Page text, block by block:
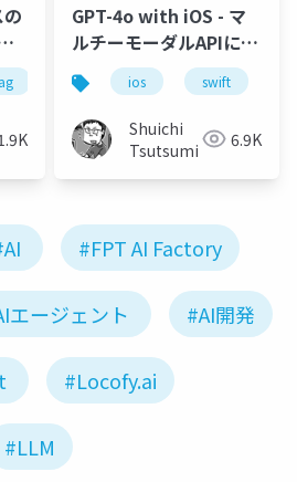
llm
GPT-4o with iOS - マ
ルチーモーダルAPIに備
える
ios swift
Shuichi
Tsutsumi
6.9K
#FPT AI Factory
エージェント #AI開発
#Locofy.ai
#LLM